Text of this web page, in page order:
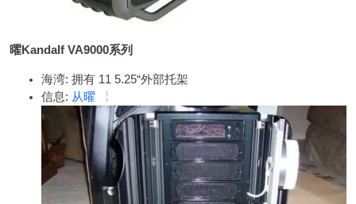
曜Kandalf VA9000系列
海湾: 拥有 11 5.25“外部托架
信息: 从曜